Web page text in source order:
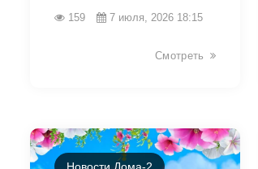
159 7 июля, 2026 18:15
Смотреть
Новости Дома-2